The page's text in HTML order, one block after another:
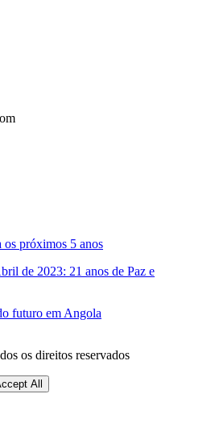
próximos 5 anos
de 2023: 21 anos de Paz e
futuro em Angola
os direitos reservados
All